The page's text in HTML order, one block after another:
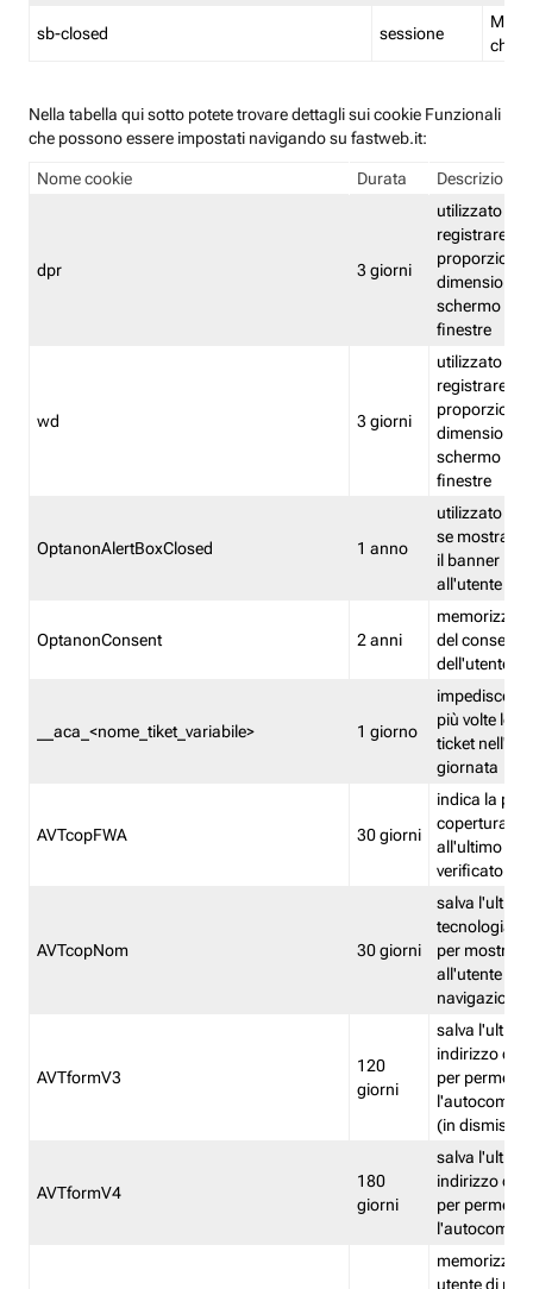
sb-closed sessione
Nella tabella qui sotto potete trovare dettagli sui cookie Funzionali
che possono essere impostati navigando su fastweb.it:
Nome cookie Durata Descrizione
dpr 3 giorni
utilizzato per
registrare le
proporzioni
dimensioni
schermo e
finestre
wd 3 giorni
utilizzato per
registrare le
proporzioni
dimensioni
schermo e
finestre
OptanonAlertBoxClosed 1 anno
utilizzato per
se mostrare
il banner
all'utente
OptanonConsent 2 anni
memorizza
del
dell'utente
__aca_<nome_tiket_variabile> 1 giorno
impedisce di
più volte lo
ticket
giornata
AVTcopFWA 30 giorni
indica la
copertura
all'ultimo
verificato
AVTcopNom 30 giorni
salva l'ultima
tecnologia
per
all'utente
navigazione
AVTformV3
120
giorni
salva l'ultimo
indirizzo di
per
(in
AVTformV4
180
giorni
salva l'ultimo
indirizzo di
per
memorizza
utente di